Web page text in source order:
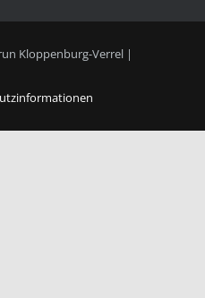
Kloppenburg-Verrel |